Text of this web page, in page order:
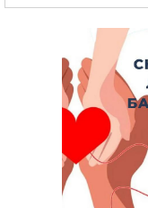
20:00 Педагогів
переможцем
У Черкасах
здавала назад
На Черкащині
постраждалих
Черкаська
для громад з
ЧНУ увійшов
серед